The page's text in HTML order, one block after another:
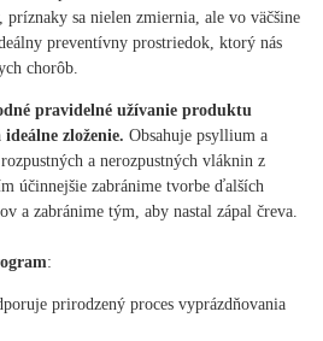
príznaky sa nielen zmiernia, ale vo väčšine
preventívny prostriedok, ktorý nás
chorôb.
pravidelné užívanie produktu
zloženie. Obsahuje psyllium a
a nerozpustných vláknin z
účinnejšie zabránime tvorbe ďalších
a zabránime tým, aby nastal zápal čreva.
:
prirodzený proces vyprázdňovania